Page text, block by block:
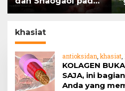
khasiat
antioksidan khasiat
KOLAGEN
SAJA, ini
Anda yang